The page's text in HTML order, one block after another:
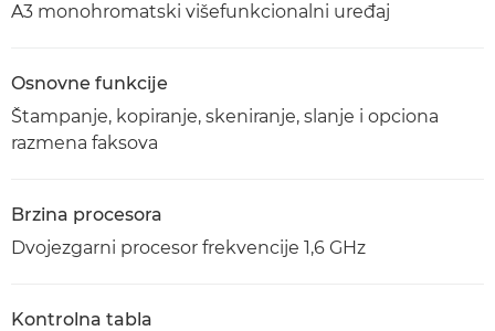
A3 monohromatski višefunkcionalni uređaj
Osnovne funkcije
Štampanje, kopiranje, skeniranje, slanje i opciona
razmena faksova
Brzina procesora
Dvojezgarni procesor frekvencije 1,6 GHz
Kontrolna tabla